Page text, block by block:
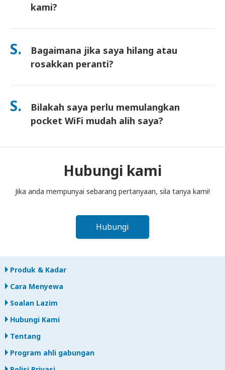
kami?
Ya—sambung sehingga 10 peranti serentak (telefon, tablet,
sertakan power bank percuma untuk kegunaan sepanjang hari.
S.
Bagaimana jika saya hilang atau
rosakkan peranti?
Anda boleh menambah Insurans semasa checkout untuk
yuran penggantian akan dikenakan. Jika sesuatu berlaku,
hubungi kami dengan segera—kami akan bantu anda kekal
terhubung.
S.
Bilakah saya perlu memulangkan
pocket WiFi mudah alih saya?
selepas tamat tempoh sewaan. Jika anda lewat
memulangkan, anda akan dikenakan bayaran.
Hubungi kami
Jika anda mempunyai sebarang pertanyaan, sila tanya kami!
Hubungi
Produk & Kadar
Cara Menyewa
Soalan Lazim
Hubungi Kami
Tentang
Program ahli gabungan